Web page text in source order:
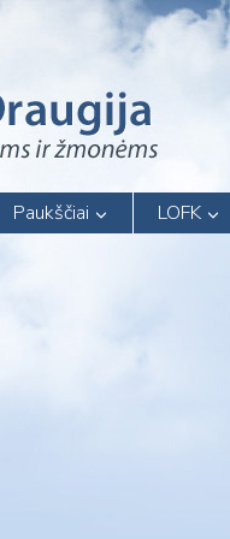
Paukščiai LOFK